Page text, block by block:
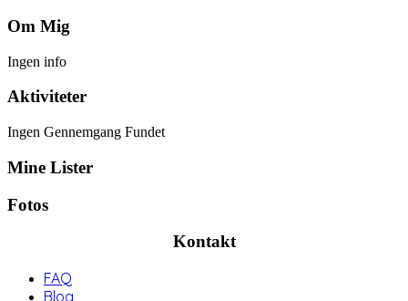
Om Mig
Ingen info
Aktiviteter
Ingen Gennemgang Fundet
Mine Lister
Fotos
Kontakt
FAQ
Blog